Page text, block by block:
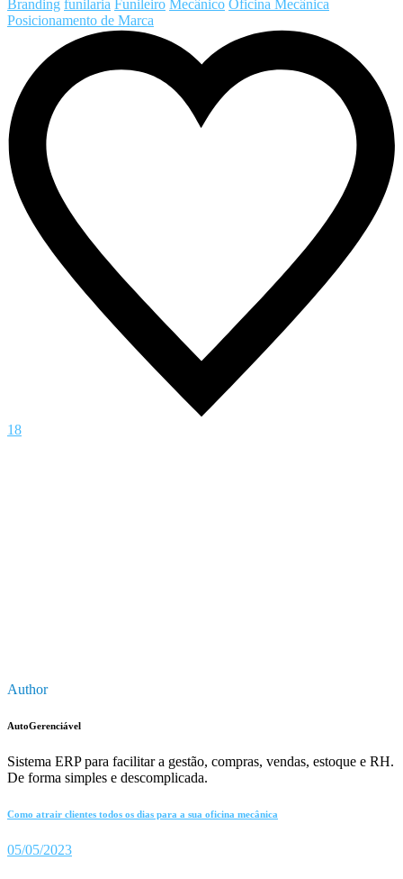
Branding funilaria Funileiro Mecânico Oficina Mecânica
Posicionamento de Marca
18
Author
AutoGerenciável
Sistema ERP para facilitar a gestão, compras, vendas, estoque e RH.
De forma simples e descomplicada.
Como atrair clientes todos os dias para a sua oficina mecânica
05/05/2023